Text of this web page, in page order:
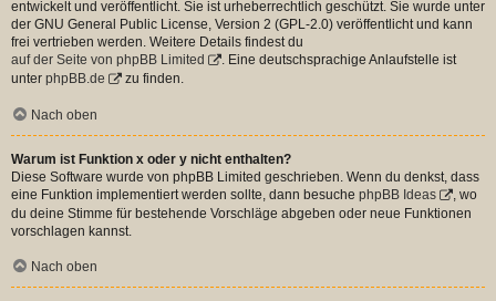
entwickelt und veröffentlicht. Sie ist urheberrechtlich geschützt. Sie wurde unter
der GNU General Public License, Version 2 (GPL-2.0) veröffentlicht und kann
frei vertrieben werden. Weitere Details findest du
auf der Seite von phpBB Limited
. Eine deutschsprachige Anlaufstelle ist
unter phpBB.de zu finden.
Nach oben
Warum ist Funktion x oder y nicht enthalten?
Diese Software wurde von phpBB Limited geschrieben. Wenn du denkst, dass
eine Funktion implementiert werden sollte, dann besuche phpBB Ideas
, wo
du deine Stimme für bestehende Vorschläge abgeben oder neue Funktionen
vorschlagen kannst.
Nach oben